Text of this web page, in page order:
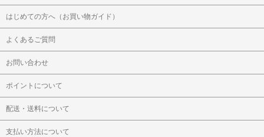
はじめての方へ（お買い物ガイド）
よくあるご質問
お問い合わせ
ポイントについて
配送・送料について
支払い方法について